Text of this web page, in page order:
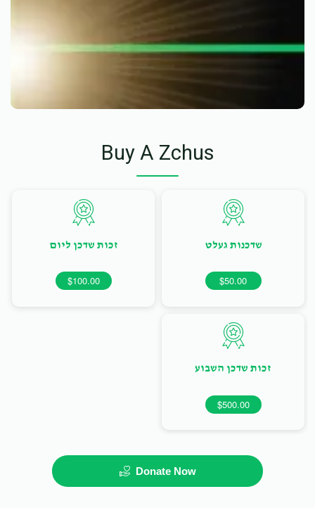
Buy A Zchus
שדכנות געלט
$50.00
זכות שדכן ליום
$100.00
זכות שדכן השבוע
$500.00
Donate Now